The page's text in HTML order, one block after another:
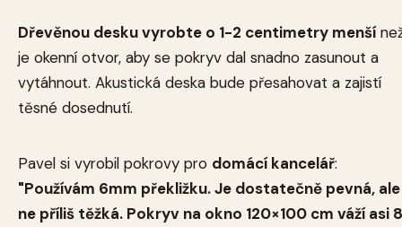
Dřevěnou desku vyrobte o 1-2 centimetry menší
je okenní otvor, aby se pokryv dal snadno zasunout a
vytáhnout. Akustická deska bude přesahovat a zajistí
těsné dosednutí.
Pavel si vyrobil pokrovy pro domácí kancelář:
"Používám 6mm překližku. Je dostatečně pevná, ale
ne příliš těžká. Pokryv na okno 120×100 cm váží asi 8